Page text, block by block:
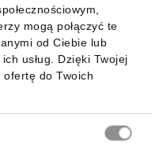
mogą połączyć te
od Ciebie lub
usług. Dzięki Twojej
do Twoich
mobilną: